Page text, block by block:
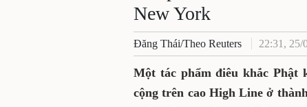
New York
Đăng Thái/Theo Reuters 22:31, 25/
Một tác phẩm điêu khắc Phật
cộng trên cao High Line ở